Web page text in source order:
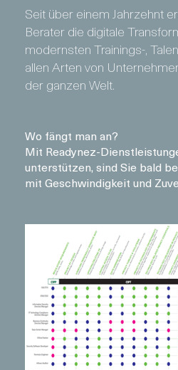
Seit über einem Jahrzehnt
Berater die digitale
modernsten Trainings-,
allen Arten von
der ganzen Welt.
Wo fängt man an?
Mit Readynez-
unterstützen, sind Sie bald
mit Geschwindigkeit und